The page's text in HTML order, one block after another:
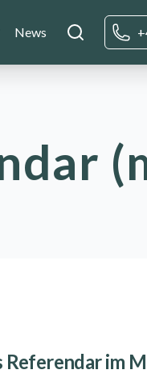
News
Referendar im